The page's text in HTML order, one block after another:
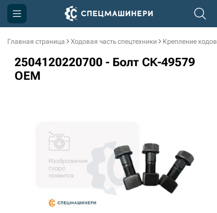
Главная страница Ходовая часть спецтехники Крепление
2504120220700 - Болт СК-49579
OEM
Компания
Акции
3D тур по производству
3D тур по складам
sksale@skdst.ru